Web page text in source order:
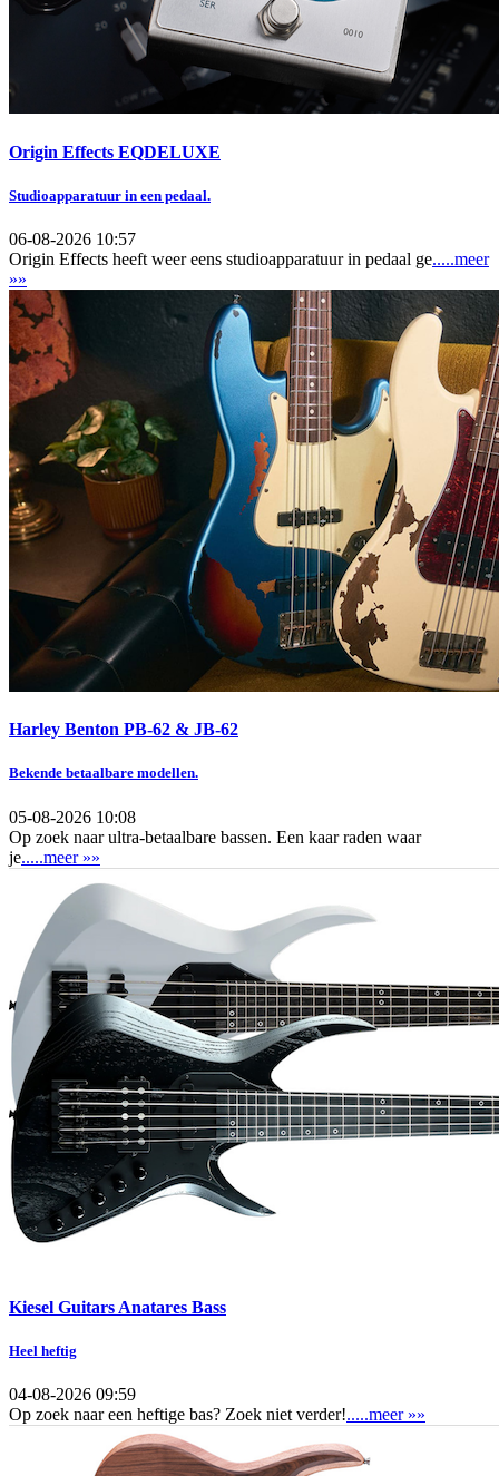
Origin Effects EQDELUXE
Studioapparatuur in een pedaal.
06-08-2026 10:57
Origin Effects heeft weer eens studioapparatuur in pedaal ge.....meer
»»
Harley Benton PB-62 & JB-62
Bekende betaalbare modellen.
05-08-2026 10:08
Op zoek naar ultra-betaalbare bassen. Een kaar raden waar
je.....meer »»
Kiesel Guitars Anatares Bass
Heel heftig
04-08-2026 09:59
Op zoek naar een heftige bas? Zoek niet verder!.....meer »»